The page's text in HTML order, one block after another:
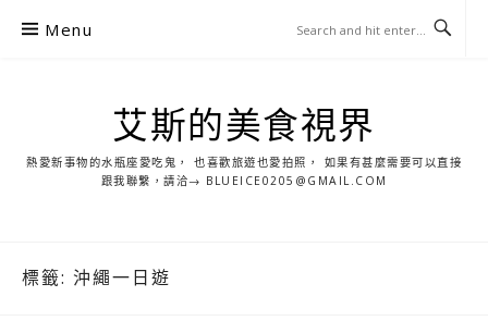
Menu
艾斯的美食視界
熱愛新事物的水瓶座愛吃鬼， 也喜歡旅遊也愛拍照， 如果有甚麼需要可以直接
跟我聯繫，請洽→ BLUEICE0205@GMAIL.COM
標籤: 沖繩一日遊